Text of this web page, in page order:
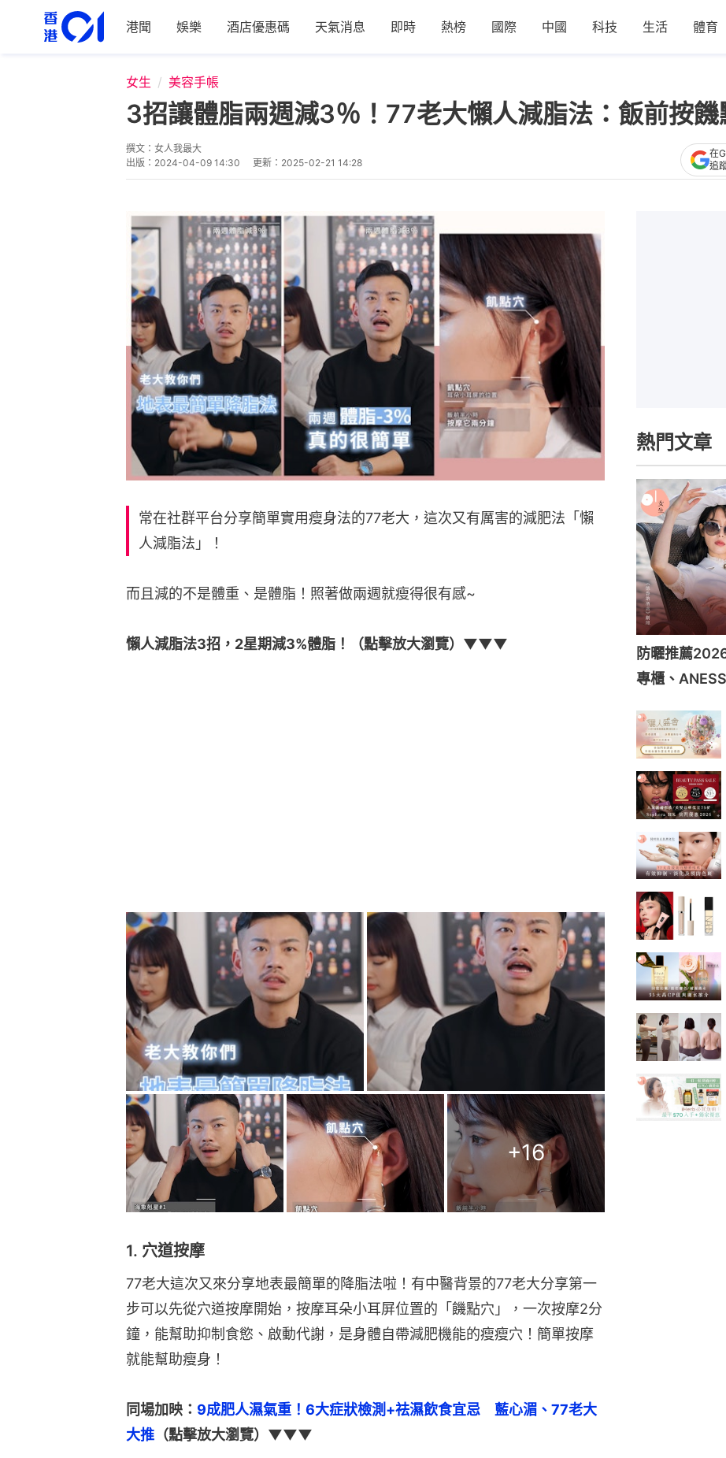
港聞 娛樂 酒店優惠碼 天氣消息 即時 熱榜 國際 中國 科技 生活 體育
女生 美容手帳
3招讓體脂兩週減3％！77老大懶人減脂法：飯前按
撰文： 女人我最大
出版： 2024-04-09 14:30 更新： 2025-02-21 14:28
在
追
常在社群平台分享簡單實用瘦身法的77老大，這次又有厲害的減肥法「懶
人減脂法」！
而且減的不是體重、是體脂！照著做兩週就瘦得很有感~
懶人減脂法3招，2星期減3%體脂！（點擊放大瀏覽）▼▼▼
+16
1. 穴道按摩
77老大這次又來分享地表最簡單的降脂法啦！有中醫背景的77老大分享第一
步可以先從穴道按摩開始，按摩耳朵小耳屏位置的「饑點穴」，一次按摩2分
鐘，能幫助抑制食慾、啟動代謝，是身體自帶減肥機能的瘦瘦穴！簡單按摩
就能幫助瘦身！
同場加映： 9成肥人濕氣重！6大症狀檢測+祛濕飲食宜忌　藍心湄、77老大
大推 （點擊放大瀏覽）▼▼▼
熱門文章
防曬推薦
專櫃、